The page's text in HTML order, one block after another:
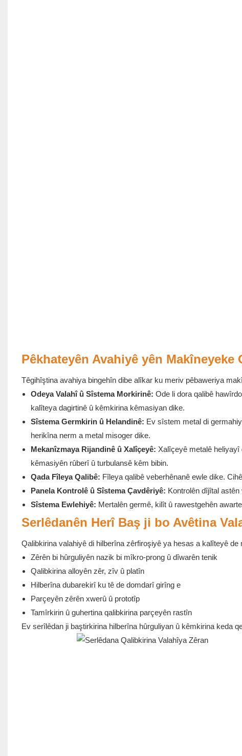
Pêkhateyên Avahiyê yên
Têgihîştina avahiya bingehîn dibe alîkar ku meriv pêbaweriya
Odeya Valahî û Sîstema Morkirinê: Ode li dora qalibê
kalîteya dagirtinê û kêmkirina kêmasiyan dike.
Sîstema Germkirin û Helandinê: Ev sîstem metal di
herikîna nerm a metal misoger dike.
Mekanîzmaya Rijandinê û Xalîçeyê: Xalîçeyê metalê heliyayî
kêmasiyên rûberî û turbulansê kêm bibin.
Qada Fîleya Qalibê: Fîleya qalibê veberhênanê ewle dike.
Panela Kontrolê û Sîstema Çavdêriyê: Kontrolên dîjîtal
Sîstema Ewlehiyê: Mertalên germê, kilît û rawestgehên
Serlêdanên Herî Baş ji bo Avêtina
Qalibkirina valahiyê di hilberîna zêrfiroşiyê ya hesas a kalîteyê de
Zêrên bi hûrguliyên nazik bi mîkro-prong û dîwarên tenik
Qalibkirina alloyên zêr, zîv û platîn
Hilberîna dubarekirî ku tê de domdarî girîng e
Parçeyên zêrên xwerû û prototîp
Tamîrkirin û guhertina qalibkirina parçeyên rastîn
Ev serîlêdan ji baştirkirina hilberîna hûrguliyan û kêmkirina keda